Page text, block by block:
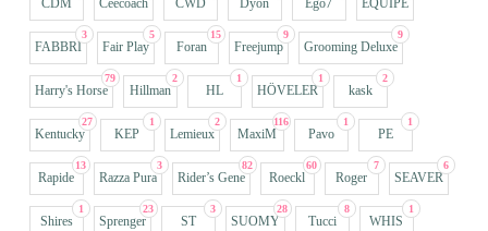
CDM Ceecoach CWD Dyon Ego7 EQUIPE
3
FABBRI
5
Fair Play
15
Foran
9
Freejump
9
Grooming Deluxe
79
Harry's Horse
2
Hillman
1
HL
1
HÖVELER
2
kask
27
Kentucky
1
KEP
2
Lemieux
116
MaxiM
1
Pavo
1
PE
13
Rapide
3
Razza Pura
82
Rider’s Gene
60
Roeckl
7
Roger
6
SEAVER
1
Shires
23
Sprenger
3
ST
28
SUOMY
8
Tucci
1
WHIS